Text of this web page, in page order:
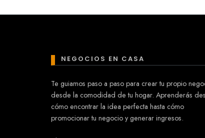
NEGOCIOS EN CASA
Te guiamos paso a paso para crear tu propio
desde la comodidad de tu hogar. Aprenderás
cómo encontrar la idea perfecta hasta cómo
promocionar tu negocio y generar ingresos.